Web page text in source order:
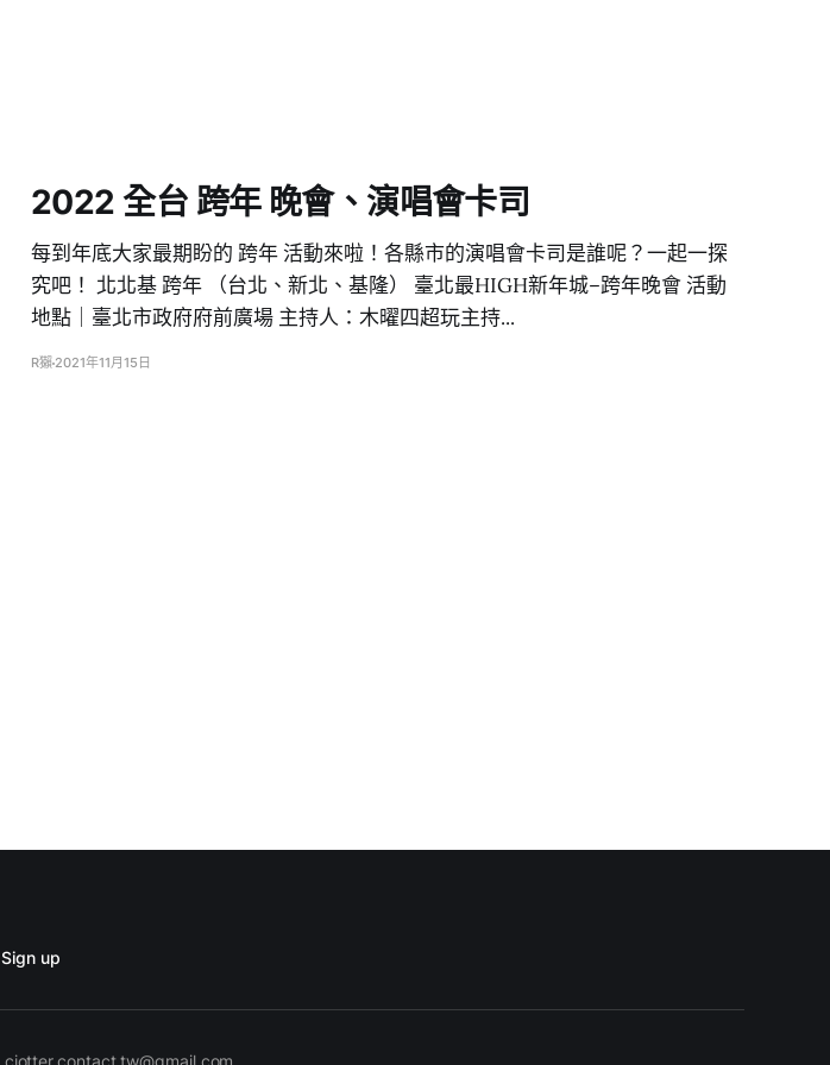
2022 全台 跨年 晚會、演唱會卡司
每到年底大家最期盼的 跨年 活動來啦！各縣市的演唱會卡司是誰呢？一起一探
究吧！ 北北基 跨年 （台北、新北、基隆） 臺北最HIGH新年城–跨年晚會 活動
地點｜臺北市政府府前廣場 主持人：木曜四超玩主持...
R獺 2021年11月15日
Sign up
ciotter.contact.tw@gmail.com